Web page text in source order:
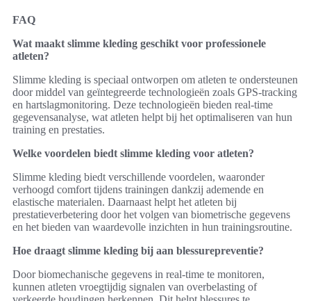
FAQ
Wat maakt slimme kleding geschikt voor professionele
atleten?
Slimme kleding is speciaal ontworpen om atleten te ondersteunen
door middel van geïntegreerde technologieën zoals GPS-tracking
en hartslagmonitoring. Deze technologieën bieden real-time
gegevensanalyse, wat atleten helpt bij het optimaliseren van hun
training en prestaties.
Welke voordelen biedt slimme kleding voor atleten?
Slimme kleding biedt verschillende voordelen, waaronder
verhoogd comfort tijdens trainingen dankzij ademende en
elastische materialen. Daarnaast helpt het atleten bij
prestatieverbetering door het volgen van biometrische gegevens
en het bieden van waardevolle inzichten in hun trainingsroutine.
Hoe draagt slimme kleding bij aan blessurepreventie?
Door biomechanische gegevens in real-time te monitoren,
kunnen atleten vroegtijdig signalen van overbelasting of